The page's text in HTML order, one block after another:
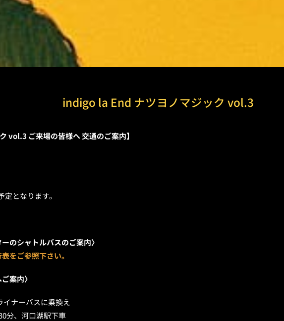
indigo la End ナツヨノマジック vol.3
vol.3 ご来場の皆様へ 交通のご案内】
定となります。
のシャトルバスのご案内〉
をご参照下さい。
案内〉
ナーバスに乗換え
分、河口湖駅下車